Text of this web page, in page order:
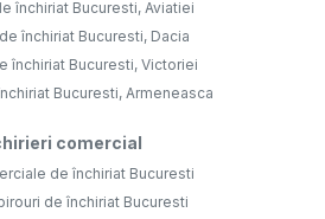
închiriat Bucuresti, Aviatiei
închiriat Bucuresti, Dacia
închiriat Bucuresti, Victoriei
Bucuresti, Armeneasca
comercial
de închiriat Bucuresti
de închiriat Bucuresti